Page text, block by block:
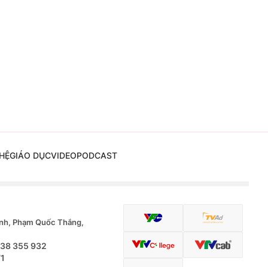
GIÁO DỤCVIDEOPODCAST
Phạm Quốc Thắng,
355 932